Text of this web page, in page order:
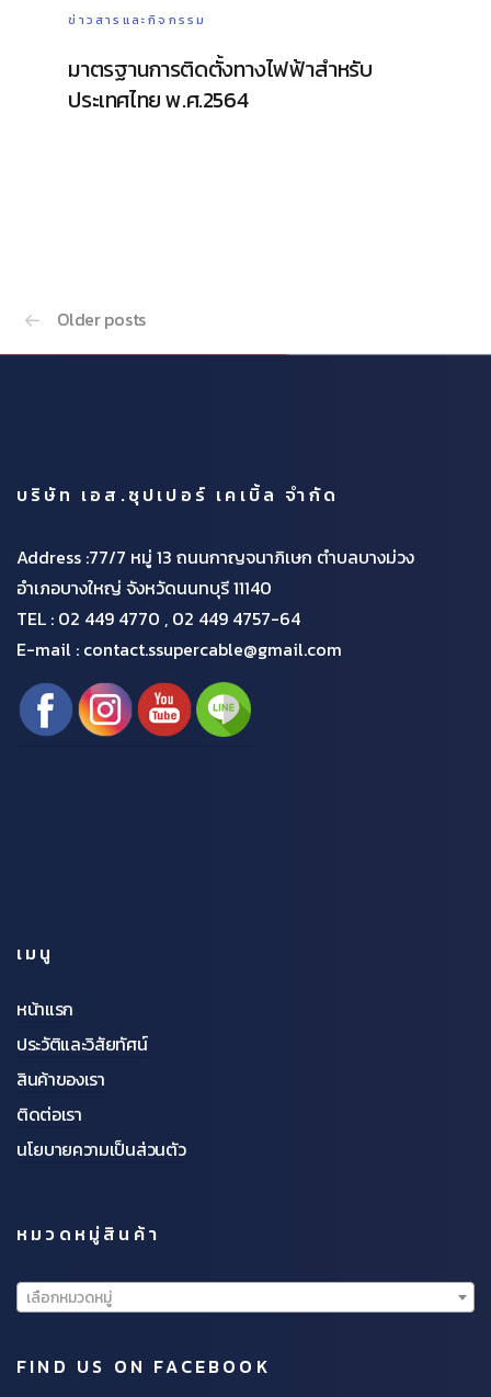
ข่าวสารและกิจกรรม
มาตรฐานการติดตั้งทางไฟฟ้าสำหรับ
ประเทศไทย พ.ศ.2564
Older posts
บริษัท เอส.ซุปเปอร์ เคเบิ้ล จำกัด
Address :77/7 หมู่ 13 ถนนกาญจนาภิเษก ตำบลบางม่วง
อำเภอบางใหญ่ จังหวัดนนทบุรี 11140
TEL : 02 449 4770 , 02 449 4757-64
E-mail : contact.ssupercable@gmail.com
เมนู
หน้าแรก
ประวัติและวิสัยทัศน์
สินค้าของเรา
ติดต่อเรา
นโยบายความเป็นส่วนตัว
หมวดหมู่สินค้า
เลือกหมวดหมู่
FIND US ON FACEBOOK